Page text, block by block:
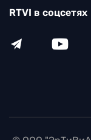
RTVI в соцсетях